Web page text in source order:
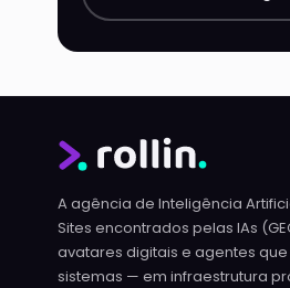
A agência de Inteligência
Sites encontrados pelas IAs
avatares digitais e agentes
sistemas — em infraestrutura